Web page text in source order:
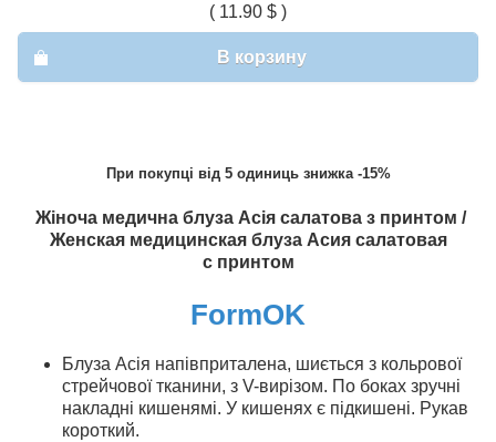
( 11.90 $ )
В корзину
При покупці від 5 одиниць знижка -15%
Жіноча медична блуза Асія салатова з принтом /
Женская медицинская блуза Асия салатовая
с принтом
FormOK
Блуза Асія напівприталена, шиється з кольрової
стрейчової тканини, з V-вирізом. По боках зручні
накладні кишенямі. У кишенях є підкишені. Рукав
короткий.